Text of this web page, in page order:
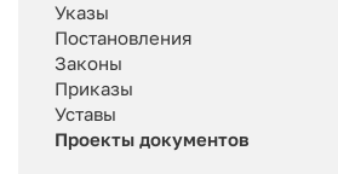
Указы
Постановления
Законы
Приказы
Уставы
Проекты документов